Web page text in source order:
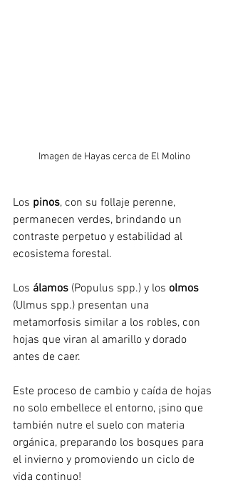
Imagen de Hayas cerca de El Molino
Los pinos, con su follaje perenne,
permanecen verdes, brindando un
contraste perpetuo y estabilidad al
ecosistema forestal.
Los álamos (Populus spp.) y los olmos
(Ulmus spp.) presentan una
metamorfosis similar a los robles, con
hojas que viran al amarillo y dorado
antes de caer.
Este proceso de cambio y caída de hojas
no solo embellece el entorno, ¡sino que
también nutre el suelo con materia
orgánica, preparando los bosques para
el invierno y promoviendo un ciclo de
vida continuo!